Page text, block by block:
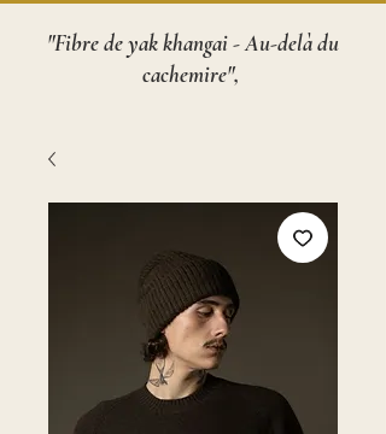
"Fibre de yak khangai - Au-delà du
cachemire",